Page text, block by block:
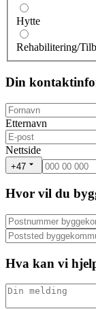
Hytte
Rehabilitering/
Din
Etternavn
Nettside
+47
Hvor vil du
Hva kan vi